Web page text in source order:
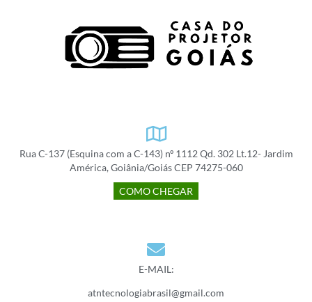
Rua C-137 (Esquina com a C-143) nº 1112 Qd. 302 Lt.12- Jardim
América, Goiânia/Goiás CEP 74275-060
COMO CHEGAR
E-MAIL:
atntecnologiabrasil@gmail.com